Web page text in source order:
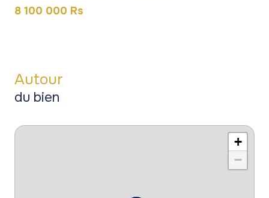
8 100 000 Rs
Autour
du bien
+
−